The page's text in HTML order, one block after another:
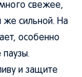
свежее,
сильной. На
особенно
и защите